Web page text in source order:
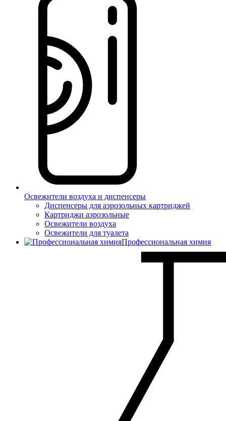
Освежители воздуха и диспенсеры
Диспенсеры для аэрозольных картриджей
Картриджи аэрозольные
Освежители воздуха
Освежители для туалета
Профессиональная химия